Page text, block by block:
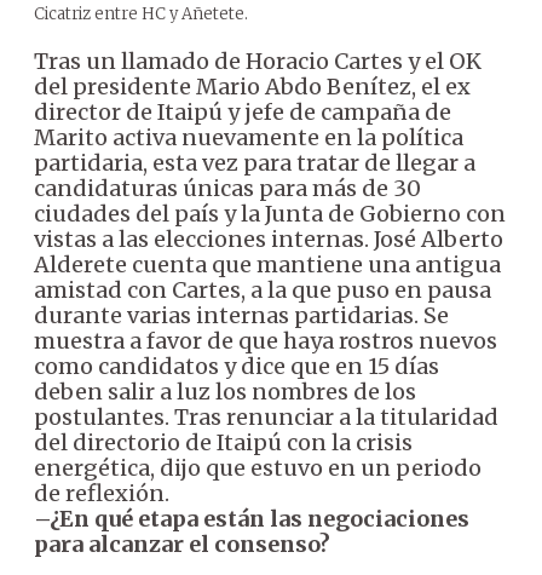
Cicatriz entre HC y Añetete.
Tras un llamado de Horacio Cartes y el OK
del presidente Mario Abdo Benítez, el ex
director de Itaipú y jefe de campaña de
Marito activa nuevamente en la política
partidaria, esta vez para tratar de llegar a
candidaturas únicas para más de 30
ciudades del país y la Junta de Gobierno con
vistas a las elecciones internas. José Alberto
Alderete cuenta que mantiene una antigua
amistad con Cartes, a la que puso en pausa
durante varias internas partidarias. Se
muestra a favor de que haya rostros nuevos
como candidatos y dice que en 15 días
deben salir a luz los nombres de los
postulantes. Tras renunciar a la titularidad
del directorio de Itaipú con la crisis
energética, dijo que estuvo en un periodo
de reflexión.
–¿En qué etapa están las negociaciones
para alcanzar el consenso?